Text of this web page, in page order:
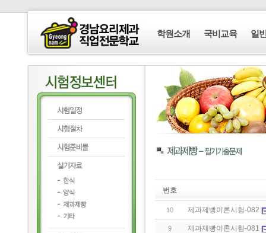
학원소개 국비교육 일
번호
10 제과제빵이론시험-082
9 제과제빵이론시험-081